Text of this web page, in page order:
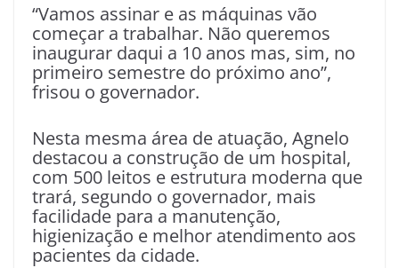
“Vamos assinar e as máquinas vão
começar a trabalhar. Não queremos
inaugurar daqui a 10 anos mas, sim, no
primeiro semestre do próximo ano”,
frisou o governador.
Nesta mesma área de atuação, Agnelo
destacou a construção de um hospital,
com 500 leitos e estrutura moderna que
trará, segundo o governador, mais
facilidade para a manutenção,
higienização e melhor atendimento aos
pacientes da cidade.